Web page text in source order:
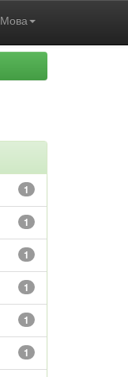
Мова
1
1
1
1
1
1